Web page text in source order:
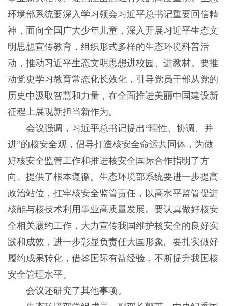
环境部系统要深入学习领会习近平总书记重要回信精
神，面向全国广大少年儿童，深入开展习近平生态文
明思想宣传教育，组织形式多样的生态环境科普活
动，推动习近平生态文明思想进校园、进教材。要推
动党史学习教育常态化长效化，引导党员干部从党的
历史中汲取智慧和力量，在全面推进美丽中国建设新
征程上展现新担当新作为。
会议强调，习近平总书记提出“理性、协调、并
进”的核安全观，倡导打造核安全命运共同体，为做
好核安全监管工作和推进核安全国际合作指明了方
向、提供了根本遵循。生态环境部系统要进一步提高
政治站位，扛牢核安全监管责任，以高水平监管促进
核能与核技术利用事业高质量发展。要认真做好核安
全相关履约工作，大力宣传我国维护核安全的良好实
践和成效，进一步彰显负责任大国形象。要扎实做好
履约成果转化，借鉴国际有益经验，不断提升我国核
安全管理水平。
会议还研究了其他事项。